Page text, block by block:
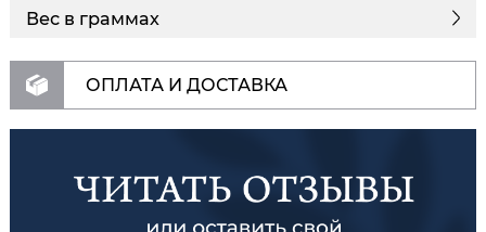
Вес в граммах
ОПЛАТА И ДОСТАВКА